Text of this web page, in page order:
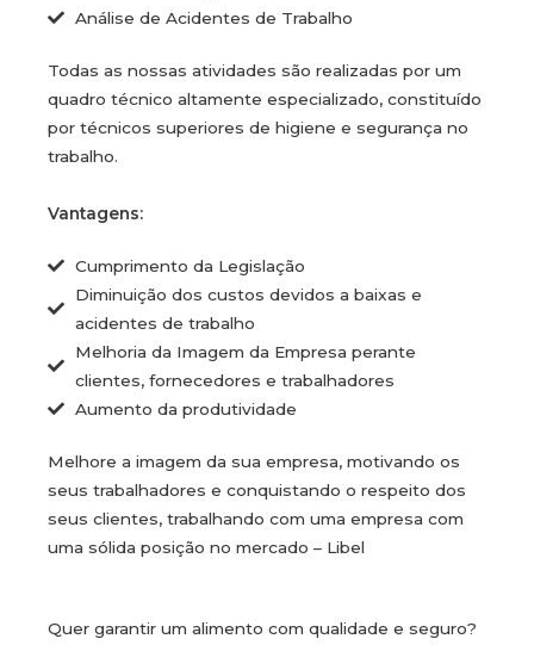
Análise de Acidentes de Trabalho
Todas as nossas atividades são realizadas por um
quadro técnico altamente especializado, constituído
por técnicos superiores de higiene e segurança no
trabalho.
Vantagens:
Cumprimento da Legislação
Diminuição dos custos devidos a baixas e
acidentes de trabalho
Melhoria da Imagem da Empresa perante
clientes, fornecedores e trabalhadores
Aumento da produtividade
Melhore a imagem da sua empresa, motivando os
seus trabalhadores e conquistando o respeito dos
seus clientes, trabalhando com uma empresa com
uma sólida posição no mercado – Libel
Quer garantir um alimento com qualidade e seguro?